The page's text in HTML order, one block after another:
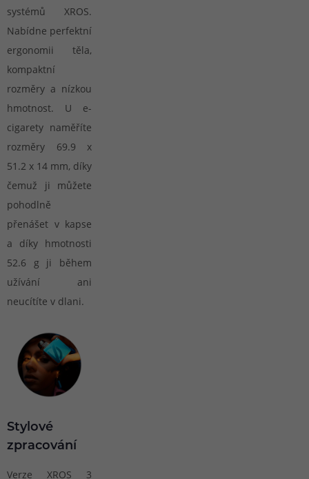
systémů XROS.
Nabídne perfektní
ergonomii těla,
kompaktní
rozměry a nízkou
hmotnost. U e-
cigarety naměříte
rozměry 69.9 x
51.2 x 14 mm, díky
čemuž ji můžete
pohodlně
přenášet v kapse
a díky hmotnosti
52.6 g ji během
užívání ani
neucítíte v dlani.
Stylové
zpracování
Verze XROS 3